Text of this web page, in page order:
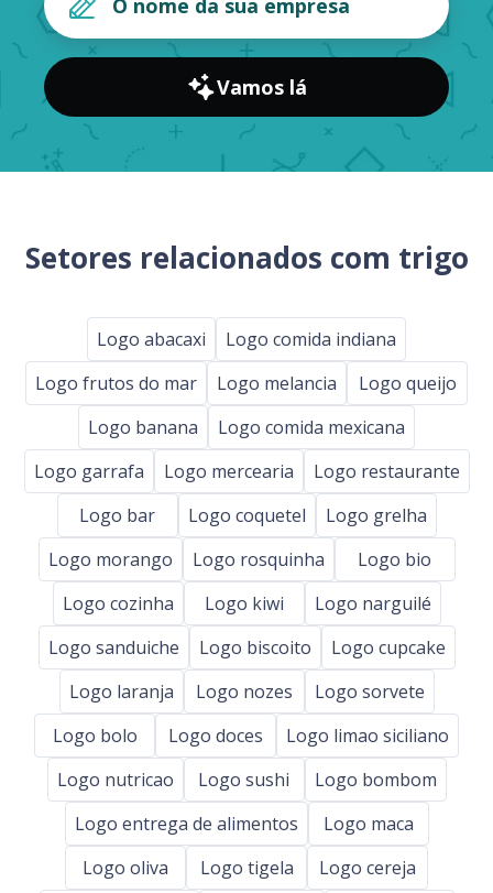
Vamos lá
Setores relacionados com trigo
Logo abacaxi
Logo comida indiana
Logo frutos do mar
Logo melancia
Logo queijo
Logo banana
Logo comida mexicana
Logo garrafa
Logo mercearia
Logo restaurante
Logo bar
Logo coquetel
Logo grelha
Logo morango
Logo rosquinha
Logo bio
Logo cozinha
Logo kiwi
Logo narguilé
Logo sanduiche
Logo biscoito
Logo cupcake
Logo laranja
Logo nozes
Logo sorvete
Logo bolo
Logo doces
Logo limao siciliano
Logo nutricao
Logo sushi
Logo bombom
Logo entrega de alimentos
Logo maca
Logo oliva
Logo tigela
Logo cereja